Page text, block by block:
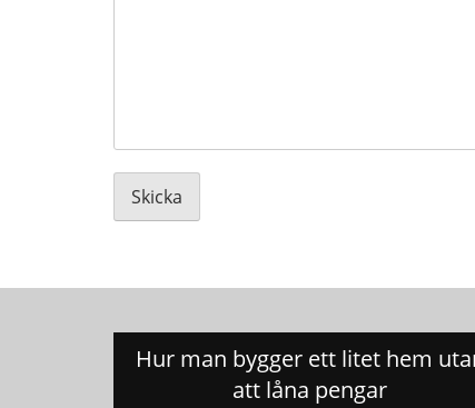
Hur man bygger ett litet hem
att låna pengar